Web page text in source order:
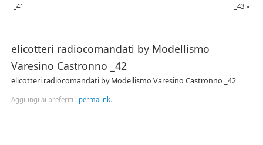
_41
_43 »
elicotteri radiocomandati by Modellismo
Varesino Castronno _42
elicotteri radiocomandati by Modellismo Varesino Castronno _42
Aggiungi ai preferiti : permalink.